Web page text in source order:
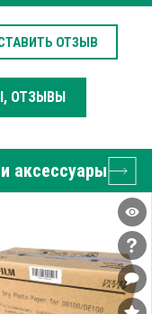
ОТЗЫВ
ОТЗЫВЫ
аксессуары